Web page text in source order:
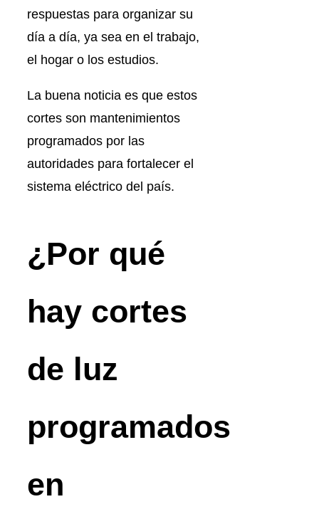
respuestas para organizar su
día a día, ya sea en el trabajo,
el hogar o los estudios.
La buena noticia es que estos
cortes son mantenimientos
programados por las
autoridades para fortalecer el
sistema eléctrico del país.
¿Por qué
hay cortes
de luz
programados
en